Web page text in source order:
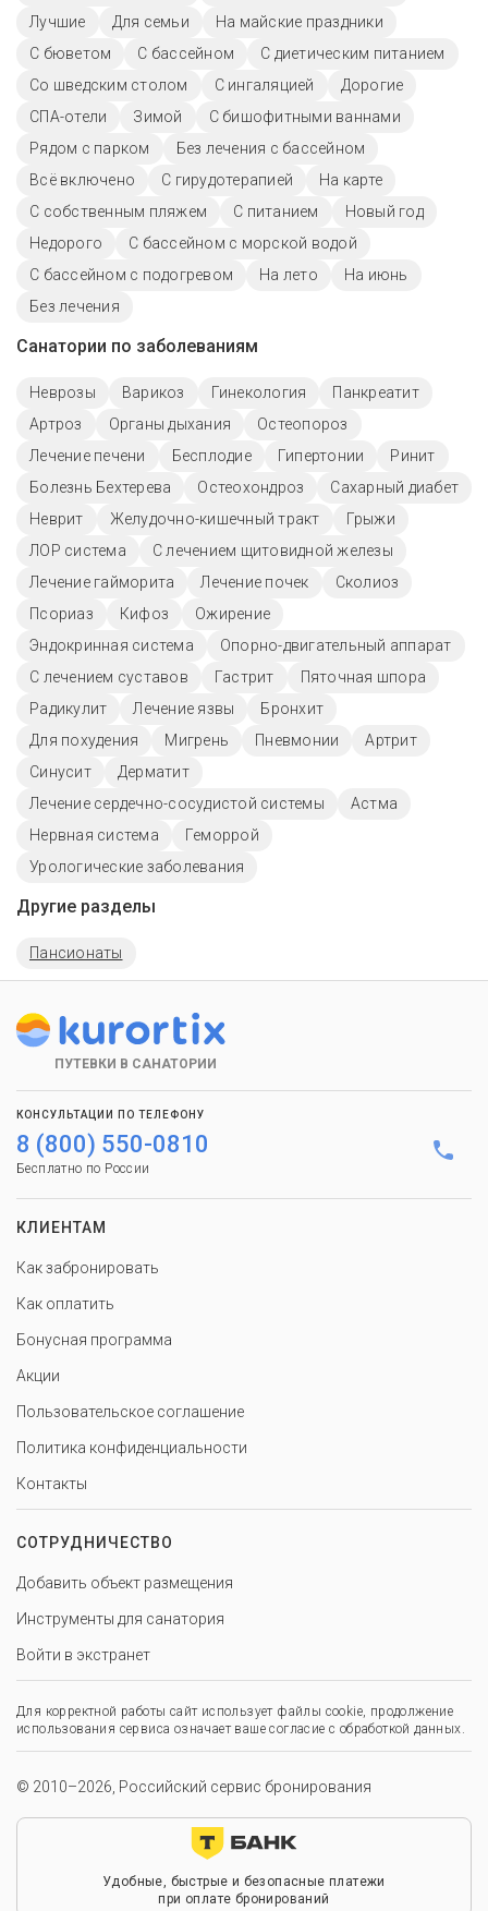
Лучшие
Для семьи
На майские праздники
С бюветом
C бассейном
С диетическим питанием
Со шведским столом
С ингаляцией
Дорогие
СПА-отели
Зимой
С бишофитными ваннами
Рядом с парком
Без лечения с бассейном
Всё включено
С гирудотерапией
На карте
С собственным пляжем
С питанием
Новый год
Недорого
С бассейном с морской водой
С бассейном с подогревом
На лето
На июнь
Без лечения
Санатории по заболеваниям
Неврозы Варикоз Гинекология
Панкреатит
Артроз
Органы дыхания
Остеопороз
Лечение печени
Бесплодие Гипертонии
Ринит
Болезнь Бехтерева
Остеохондроз
Сахарный диабет
Неврит
Желудочно-кишечный тракт
Грыжи
ЛОР система
С лечением щитовидной железы
Лечение гайморита
Лечение почек
Сколиоз
Псориаз
Кифоз
Ожирение
Эндокринная система
Опорно-двигательный аппарат
С лечением суставов
Гастрит
Пяточная шпора
Радикулит
Лечение язвы
Бронхит
Для похудения
Мигрень Пневмонии
Артрит
Синусит
Дерматит
Лечение сердечно-сосудистой системы
Астма
Нервная система
Геморрой
Урологические заболевания
Другие разделы
Пансионаты
ПУТЕВКИ В САНАТОРИИ
КОНСУЛЬТАЦИИ ПО ТЕЛЕФОНУ
8 (800) 550-0810
Бесплатно по России
КЛИЕНТАМ
Как забронировать
Как оплатить
Бонусная программа
Акции
Пользовательское соглашение
Политика конфиденциальности
Контакты
СОТРУДНИЧЕСТВО
Добавить объект размещения
Инструменты для санатория
Войти в экстранет
Для корректной работы сайт использует файлы cookie, продолжение
использования сервиса означает ваше согласие с обработкой данных.
© 2010–2026, Российский сервис бронирования
Удобные, быстрые и безопасные платежи
при оплате бронирований